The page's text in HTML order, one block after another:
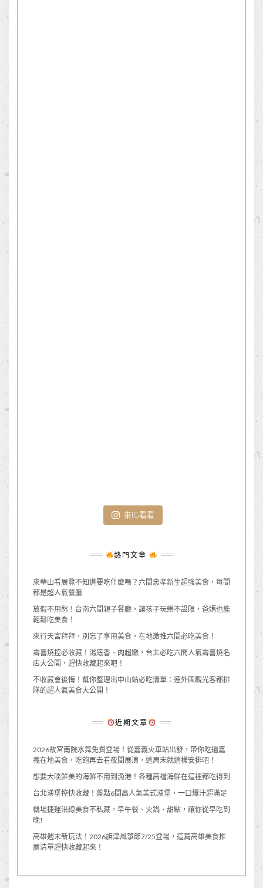
來IG看看
熱門文章
來華山看展覽不知道要吃什麼嗎？六間忠孝新生超強美食，每間
都是超人氣餐廳
放假不用愁！台南六間親子餐廳，讓孩子玩樂不設限，爸媽也能
輕鬆吃美食！
來行天宮拜拜，別忘了享用美食，在地激推六間必吃美食！
壽喜燒控必收藏！湯底香、肉超嫩，台北必吃六間人氣壽喜燒名
店大公開，趕快收藏起來吧！
不收藏會後悔！幫你整理出中山站必吃清單：連外國觀光客都排
隊的超人氣美食大公開！
近期文章
2026故宮南院水舞免費登場！從嘉義火車站出發，帶你吃遍嘉
義在地美食，吃飽再去看夜間展演，這周末就這樣安排吧！
想要大啖鮮美的海鮮不用到漁港！各種高檔海鮮在這裡都吃得到
台北漢堡控快收藏！盤點6間高人氣美式漢堡，一口爆汁超滿足
機場捷運沿線美食不私藏，早午餐、火鍋、甜點，讓你從早吃到
晚!
高雄週末新玩法！2026旗津風箏節7/25登場，這篇高雄美食推
薦清單趕快收藏起來！